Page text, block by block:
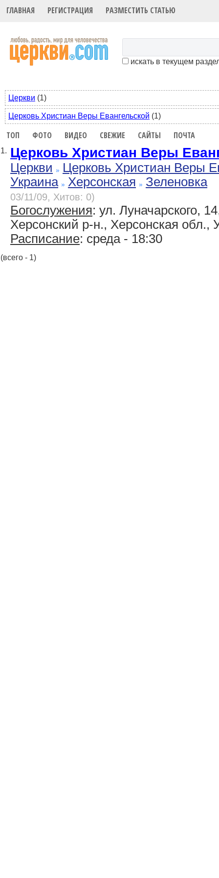
ГЛАВНАЯ РЕГИСТРАЦИЯ РАЗМЕСТИТЬ СТАТЬЮ
искать в текущем
Церкви (1)
Церковь Христиан Веры Евангельской (1)
ТОП ФОТО ВИДЕО СВЕЖИЕ САЙТЫ ПОЧТА
1. Церковь Христиан Веры
Церкви
Церковь Христиан Веры
Украина
Херсонская Зеленовка
03/11/09, Хитов: 0)
Богослужения: ул. Луначарского,
Херсонский р-н., Херсонская обл.,
Расписание: среда - 18:30
(всего - 1)